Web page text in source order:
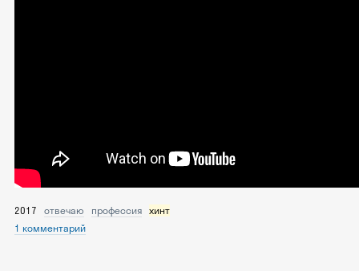
2017 отвечаю профессия
хинт
1 комментарий